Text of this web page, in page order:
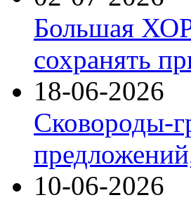
Большая
сохранять
18-06-2026
Сковороды-
10-06-2026